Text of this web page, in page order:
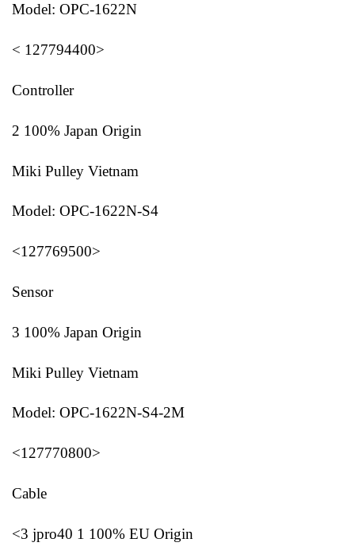
Model: OPC-1622N
< 127794400>
Controller
2 100% Japan Origin
Miki Pulley Vietnam
Model: OPC-1622N-S4
<127769500>
Sensor
3 100% Japan Origin
Miki Pulley Vietnam
Model: OPC-1622N-S4-2M
<127770800>
Cable
<3 jpro40 1 100% EU Origin